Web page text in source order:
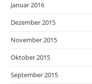
Januar 2016
Dezember 2015
November 2015
Oktober 2015
September 2015